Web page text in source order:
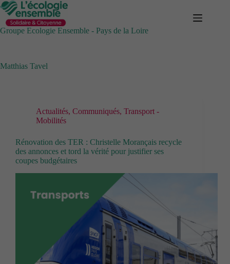
Passer
au
contenu
Groupe Ecologie Ensemble - Pays de la Loire
Matthias Tavel
Actualités, Communiqués, Transport -
Mobilités
Rénovation des TER : Christelle Morançais recycle
des annonces et tord la vérité pour justifier ses
coupes budgétaires